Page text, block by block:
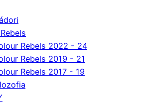
Rebels 2022 - 24
Rebels 2019 - 21
Rebels 2017 - 19